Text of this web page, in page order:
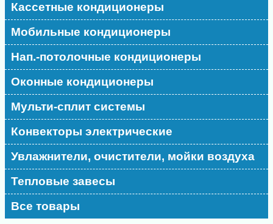
Кассетные кондиционеры
Мобильные кондиционеры
Нап.-потолочные кондиционеры
Оконные кондиционеры
Мульти-сплит системы
Конвекторы электрические
Увлажнители, очистители, мойки воздуха
Тепловые завесы
Все товары